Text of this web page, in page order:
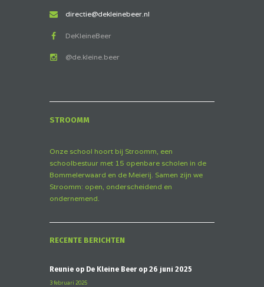
directie@dekleinebeer.nl
DeKleineBeer
@de.kleine.beer
STROOMM
Onze school hoort bij Stroomm, een
schoolbestuur met 15 openbare scholen in de
Bommelerwaard en de Meierij. Samen zijn we
Stroomm: open, onderscheidend en
ondernemend.
RECENTE BERICHTEN
Reünie op De Kleine Beer op 26 juni 2025
3 februari 2025